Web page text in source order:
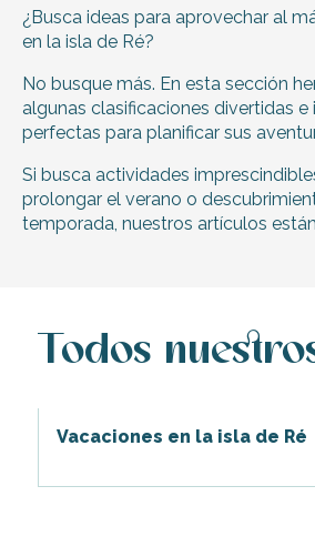
¿Busca ideas para aprovechar al
en la isla de Ré?
No busque más. En esta sección
algunas clasificaciones divertidas e
perfectas para planificar sus
Si busca actividades
prolongar el verano o
temporada, nuestros artículos
Todos
Vacaciones en la isla de Ré